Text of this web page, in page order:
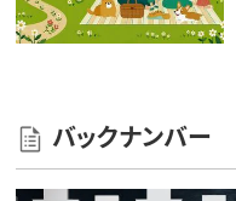
バックナンバー